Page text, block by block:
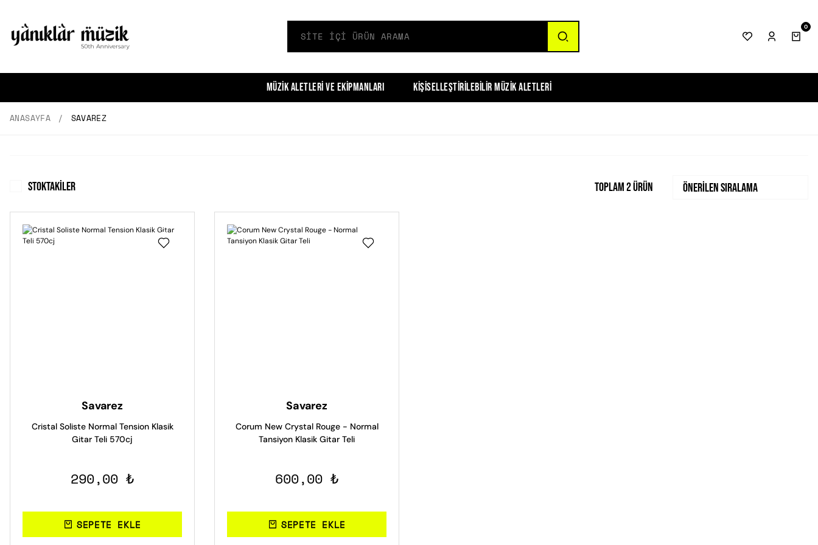
0
Müzik Aletleri ve Ekipmanları Kişiselleştirilebilir Müzik Aletleri
ANASAYFA SAVAREZ
Stoktakiler Toplam 2 ürün
Savarez
Cristal Soliste Normal Tension Klasik
Gitar Teli 570cj
290,00 ₺
SEPETE EKLE
Savarez
Corum New Crystal Rouge - Normal
Tansiyon Klasik Gitar Teli
600,00 ₺
SEPETE EKLE